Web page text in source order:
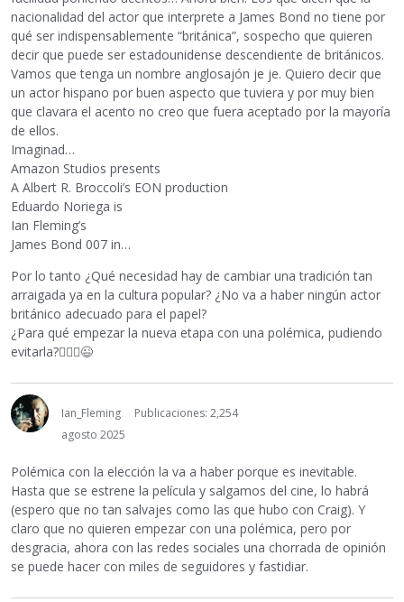
nacionalidad del actor que interprete a James Bond no tiene por
qué ser indispensablemente “británica”, sospecho que quieren
decir que puede ser estadounidense descendiente de británicos.
Vamos que tenga un nombre anglosajón je je. Quiero decir que
un actor hispano por buen aspecto que tuviera y por muy bien
que clavara el acento no creo que fuera aceptado por la mayoría
de ellos.
Imaginad…
Amazon Studios presents
A Albert R. Broccoli’s EON production
Eduardo Noriega is
Ian Fleming’s
James Bond 007 in…
Por lo tanto ¿Qué necesidad hay de cambiar una tradición tan
arraigada ya en la cultura popular? ¿No va a haber ningún actor
británico adecuado para el papel?
¿Para qué empezar la nueva etapa con una polémica, pudiendo
evitarla?🤷🏼‍♂️😉
Ian_Fleming
Publicaciones: 2,254
agosto 2025
Polémica con la elección la va a haber porque es inevitable.
Hasta que se estrene la película y salgamos del cine, lo habrá
(espero que no tan salvajes como las que hubo con Craig). Y
claro que no quieren empezar con una polémica, pero por
desgracia, ahora con las redes sociales una chorrada de opinión
se puede hacer con miles de seguidores y fastidiar.